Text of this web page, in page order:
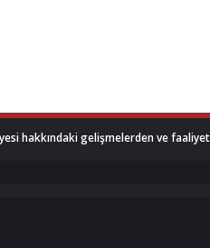
hakkındaki gelişmelerden ve